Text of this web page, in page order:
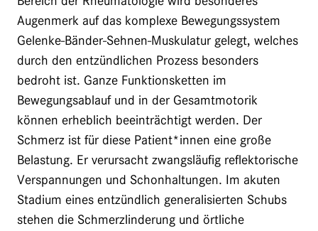
Augenmerk auf das komplexe Bewegungssystem
Gelenke-Bänder-Sehnen-Muskulatur gelegt, welches
durch den entzündlichen Prozess besonders
bedroht ist. Ganze Funktionsketten im
Bewegungsablauf und in der Gesamtmotorik
können erheblich beeinträchtigt werden. Der
Schmerz ist für diese Patient*innen eine große
Belastung. Er verursacht zwangsläufig reflektorische
Verspannungen und Schonhaltungen. Im akuten
Stadium eines entzündlich generalisierten Schubs
stehen die Schmerzlinderung und örtliche